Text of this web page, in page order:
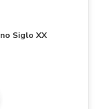
Siglo XX